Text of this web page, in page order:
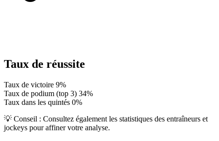
Taux de réussite
Taux de victoire 9%
Taux de podium (top 3) 34%
Taux dans les quintés 0%
💡 Conseil : Consultez également les statistiques des entraîneurs et
jockeys pour affiner votre analyse.